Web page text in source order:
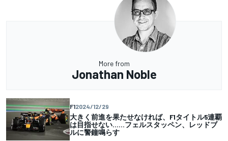
More from
Jonathan Noble
F12024/12/29
大きく前進を果たせなければ、F1タイトル5連覇
は目指せない……フェルスタッペン、レッドブ
ルに警鐘鳴らす